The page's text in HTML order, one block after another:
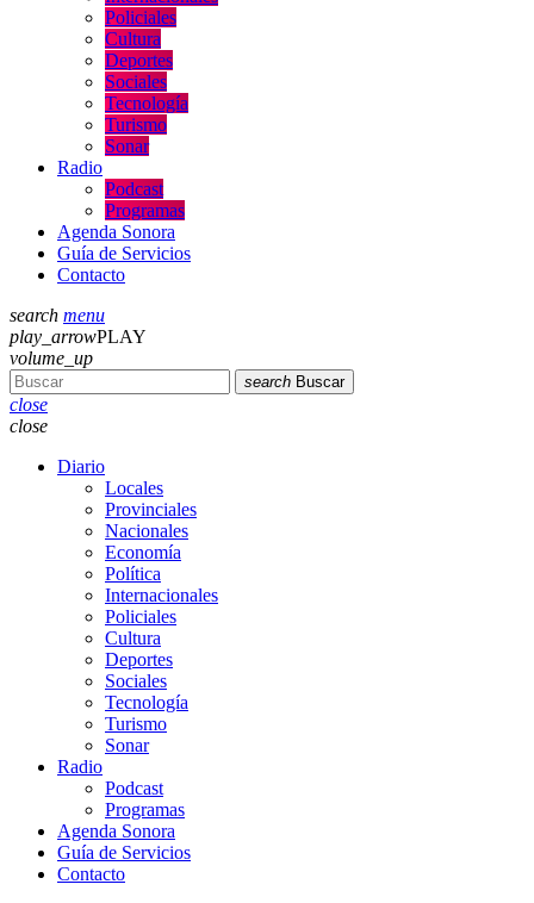
Policiales
Cultura
Deportes
Sociales
Tecnología
Turismo
Sonar
Radio
Podcast
Programas
Agenda Sonora
Guía de Servicios
Contacto
search menu
play_arrowPLAY
volume_up
search Buscar
close
close
Diario
Locales
Provinciales
Nacionales
Economía
Política
Internacionales
Policiales
Cultura
Deportes
Sociales
Tecnología
Turismo
Sonar
Radio
Podcast
Programas
Agenda Sonora
Guía de Servicios
Contacto